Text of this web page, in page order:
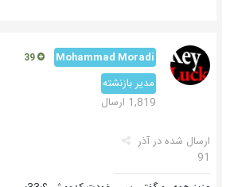
Mohammad Moradi
مدیر بازنشته
1,819 ارسال
ارسال شده درآذر
91